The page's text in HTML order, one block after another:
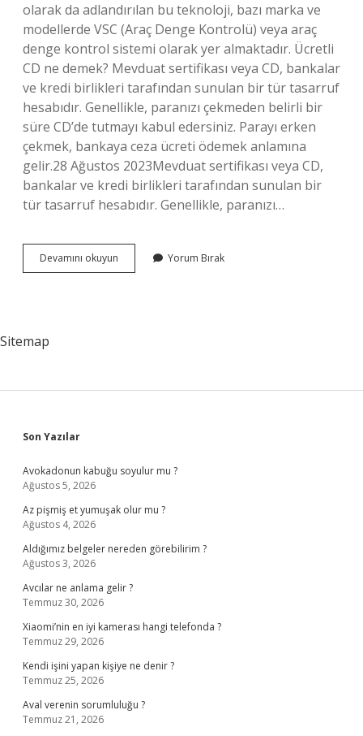
olarak da adlandırılan bu teknoloji, bazı marka ve
modellerde VSC (Araç Denge Kontrolü) veya araç
denge kontrol sistemi olarak yer almaktadır. Ücretli
CD ne demek? Mevduat sertifikası veya CD, bankalar
ve kredi birlikleri tarafından sunulan bir tür tasarruf
hesabıdır. Genellikle, paranızı çekmeden belirli bir
süre CD’de tutmayı kabul edersiniz. Parayı erken
çekmek, bankaya ceza ücreti ödemek anlamına
gelir.28 Ağustos 2023Mevduat sertifikası veya CD,
bankalar ve kredi birlikleri tarafından sunulan bir
tür tasarruf hesabıdır. Genellikle, paranızı…
Devamını okuyun
Cd
Yorum Bırak
Sitemap
Sidebar
Son Yazılar
Avokadonun kabuğu soyulur mu ?
Ağustos 5, 2026
Az pişmiş et yumuşak olur mu ?
Ağustos 4, 2026
Aldığımız belgeler nereden görebilirim ?
Ağustos 3, 2026
Avcılar ne anlama gelir ?
Temmuz 30, 2026
Xiaomi’nin en iyi kamerası hangi telefonda ?
Temmuz 29, 2026
Kendi işini yapan kişiye ne denir ?
Temmuz 25, 2026
Aval verenin sorumluluğu ?
Temmuz 21, 2026